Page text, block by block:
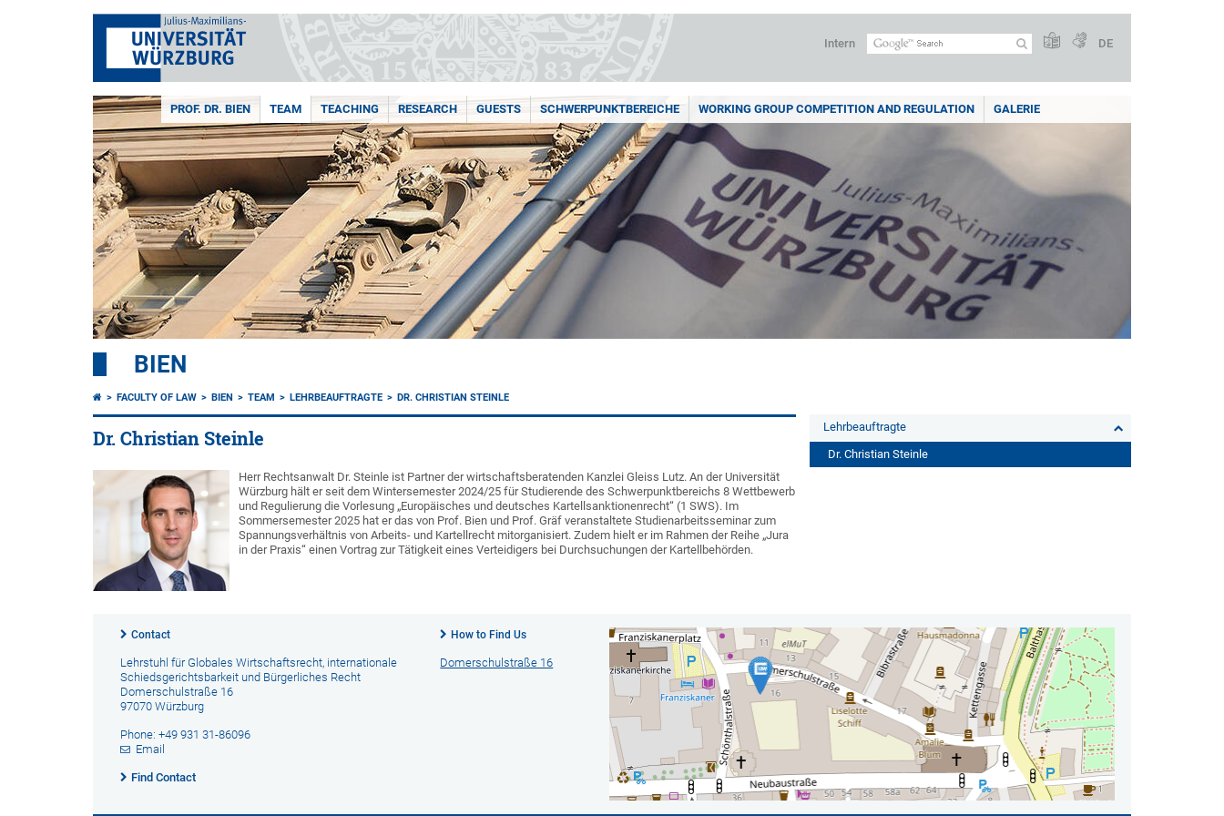
Intern DE
PROF. DR. BIEN TEAM TEACHING RESEARCH GUESTS SCHWERPUNKTBEREICHE WORKING GROUP COMPETITION AND REGULATION GALERIE
BIEN
FACULTY OF LAW BIEN TEAM LEHRBEAUFTRAGTE DR. CHRISTIAN STEINLE
Dr. Christian Steinle
Herr Rechtsanwalt Dr. Steinle ist Partner der wirtschaftsberatenden Kanzlei Gleiss Lutz. An der Universität
Würzburg hält er seit dem Wintersemester 2024/25 für Studierende des Schwerpunktbereichs 8 Wettbewerb
und Regulierung die Vorlesung „Europäisches und deutsches Kartellsanktionenrecht“ (1 SWS). Im
Sommersemester 2025 hat er das von Prof. Bien und Prof. Gräf veranstaltete Studienarbeitsseminar zum
Spannungsverhältnis von Arbeits- und Kartellrecht mitorganisiert. Zudem hielt er im Rahmen der Reihe „Jura
in der Praxis“ einen Vortrag zur Tätigkeit eines Verteidigers bei Durchsuchungen der Kartellbehörden.
Lehrbeauftragte
Dr. Christian Steinle
Contact
Lehrstuhl für Globales Wirtschaftsrecht, internationale
Schiedsgerichtsbarkeit und Bürgerliches Recht
Domerschulstraße 16
97070 Würzburg
Phone: +49 931 31-86096
Email
Find Contact
How to Find Us
Domerschulstraße 16